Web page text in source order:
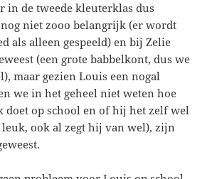
in de tweede kleuterklas dus
niet zooo belangrijk (er wordt
als alleen gespeeld) en bij Zelie
(een grote babbelkont, dus we
maar gezien Louis een nogal
we in het geheel niet weten hoe
op school en of hij het zelf wel
ook al zegt hij van wel), zijn